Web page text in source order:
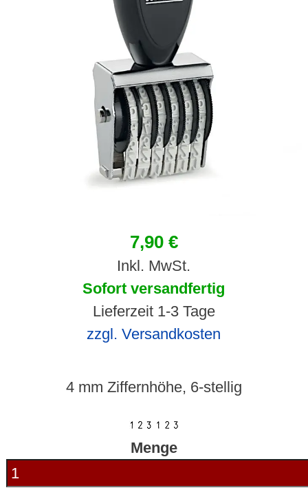
7,90 €
Inkl. MwSt.
Sofort versandfertig
Lieferzeit 1-3 Tage
zzgl. Versandkosten
4 mm Ziffernhöhe, 6-stellig
Menge